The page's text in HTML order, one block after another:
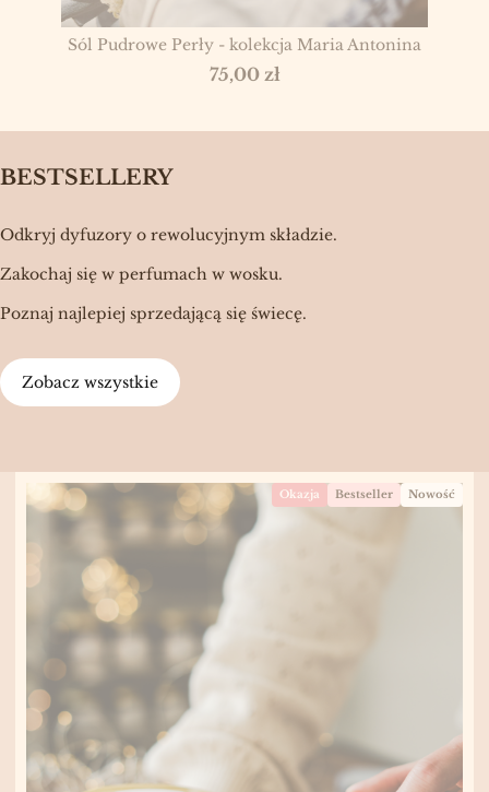
Sól Pudrowe Perły - kolekcja Maria Antonina
Cena
75,00 zł
BESTSELLERY
Odkryj dyfuzory o rewolucyjnym składzie.
Zakochaj się w perfumach w wosku.
Poznaj najlepiej sprzedającą się świecę.
Zobacz wszystkie
Okazja Bestseller Nowość